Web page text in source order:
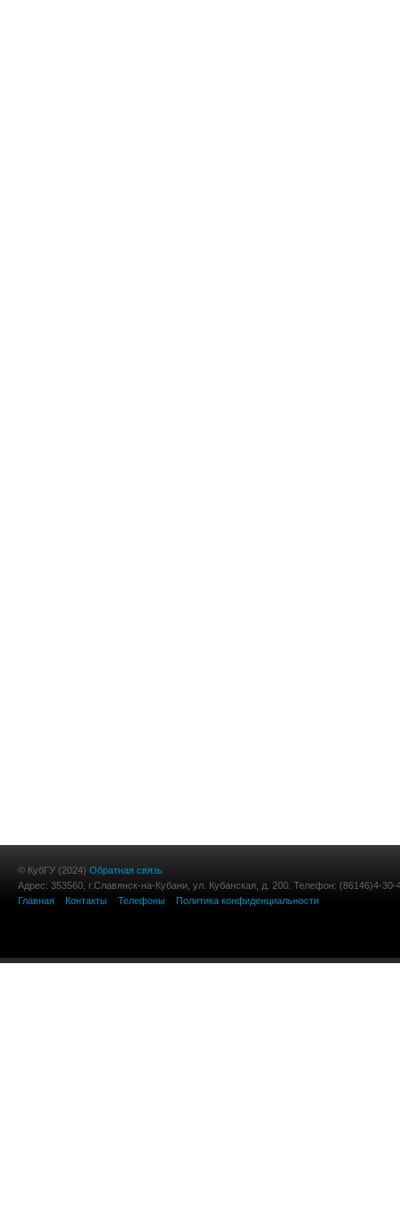
© КубГУ (2024) Обратная связь
Адрес: 353560, г.Славянск-на-Кубани, ул. Кубанская, д. 200. Телефон: (86146)4-30-
Главная
Контакты Телефоны Политика конфиденциальности